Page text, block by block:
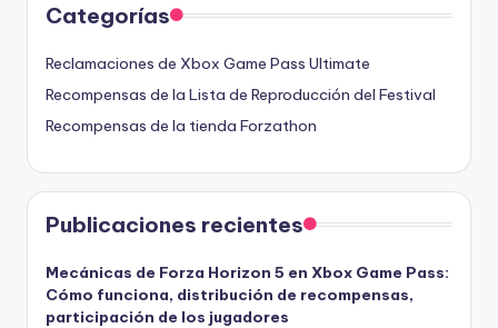
Categorías
Reclamaciones de Xbox Game Pass Ultimate
Recompensas de la Lista de Reproducción del Festival
Recompensas de la tienda Forzathon
Publicaciones recientes
Mecánicas de Forza Horizon 5 en Xbox Game Pass:
Cómo funciona, distribución de recompensas,
participación de los jugadores